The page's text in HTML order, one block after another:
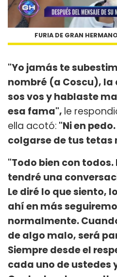
FURIA DE GRAN
"Yo jamás te
nombré (a Coscu),
sos vos y hablaste
esa fama", le
ella acotó: "Ni en
colgarse de tus tetas
"Todo bien con todos.
tendré una
Le diré lo que siento,
ahí en más
normalmente.
de algo malo, será
Siempre desde el
cada uno de ustedes